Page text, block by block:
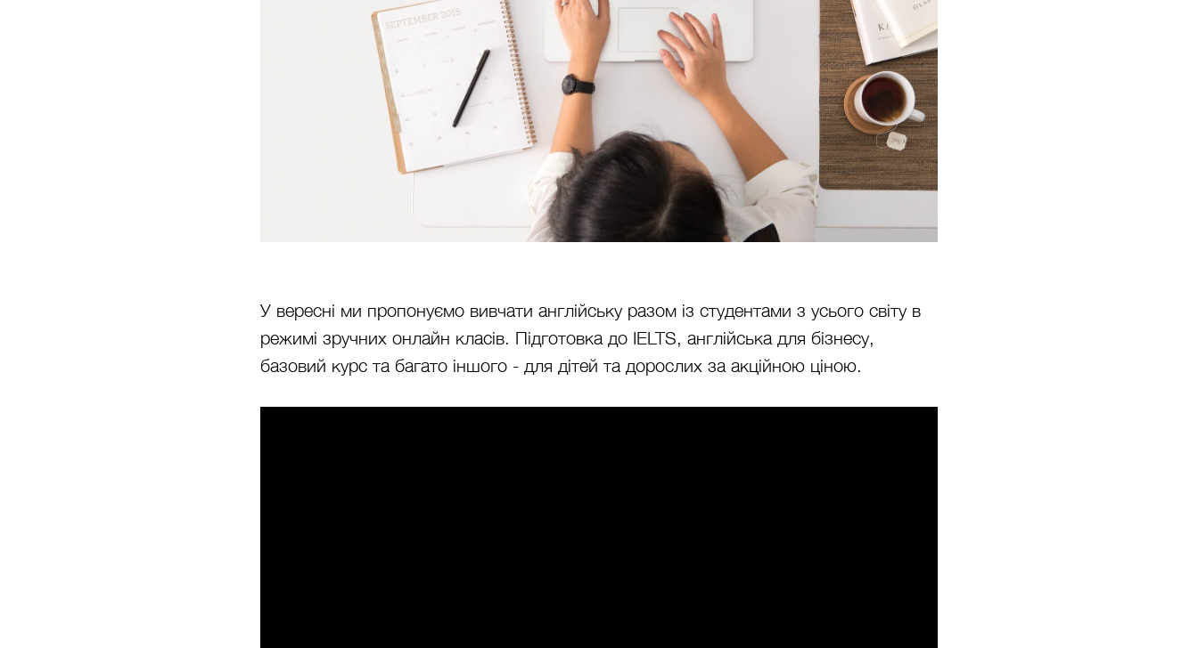
У вересні ми пропонуємо вивчати англійську разом із студентами з усього світу в
режимі зручних онлайн класів. Підготовка до IELTS, англійська для бізнесу,
базовий курс та багато іншого - для дітей та дорослих за акційною ціною.